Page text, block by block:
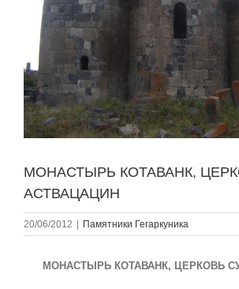
МОНАСТЫРЬ КОТАВАНК,
АСТВАЦАЦИН
20/06/2012 Памятники Гегаркуникa
МОНАСТЫРЬ КОТАВАНК, ЦЕРКОВЬ